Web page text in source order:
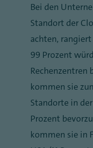
Bei den
Standort der
achten,
99 Prozent
Rechenzentren
kommen sie
Standorte in
Prozent
kommen sie in